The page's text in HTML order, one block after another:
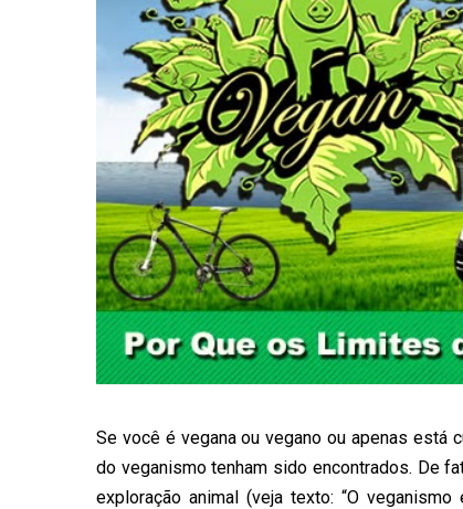
Se você é vegana ou vegano ou apenas
do veganismo tenham sido encontrados. De
exploração animal (veja texto: “O veganismo